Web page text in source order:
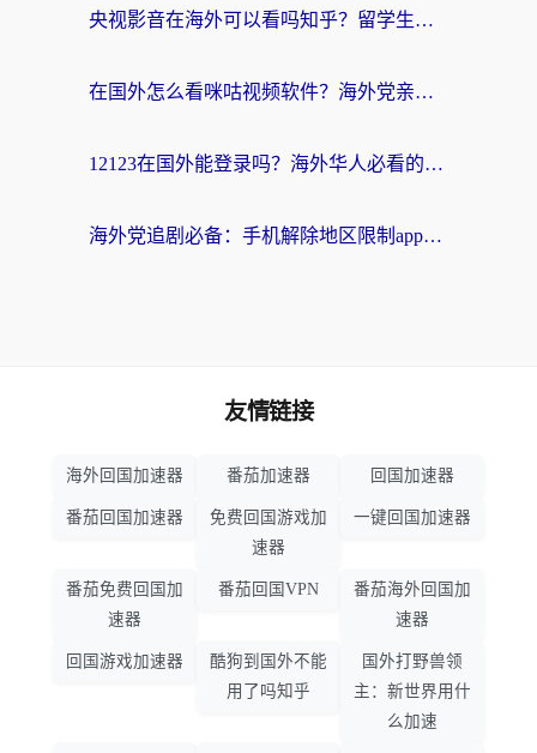
央视影音在海外可以看吗知乎？留学生亲测：3步解决地域限制+追剧自由
在国外怎么看咪咕视频软件？海外党亲测有效的回国加速方案
12123在国外能登录吗？海外华人必看的回国加速实用指南
海外党追剧必备：手机解除地区限制app怎么选？解决央视视频&国内剧地区限制全指南
友情链接
海外回国加速器 番茄加速器 回国加速器
番茄回国加速器
免费回国游戏加
速器
一键回国加速器
番茄免费回国加
速器
番茄回国VPN
番茄海外回国加
速器
回国游戏加速器
酷狗到国外不能
用了吗知乎
国外打野兽领
主：新世界用什
么加速